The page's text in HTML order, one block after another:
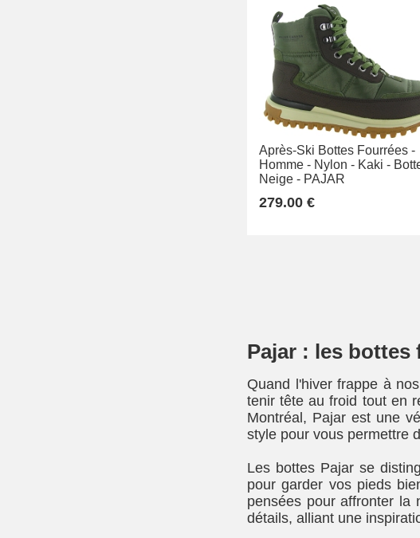
Pajar : les bottes
Quand l'hiver frappe à
tenir tête au froid tout en
Montréal, Pajar est une
style pour vous permettre
Les bottes Pajar se
pour garder vos pieds
pensées pour affronter la
détails, alliant une
Après-Ski Bottes Fourrées -
Homme - Nylon - Kaki -
Neige - PAJAR
279.00 €